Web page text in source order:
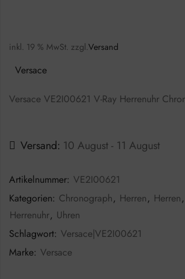
inkl. 19 % MwSt. zzgl.Versand
Versace
Versace VE2I00621 V-Ray Herrenuhr
Versand: 10 August - 11 August
Artikelnummer: VE2I00621
Kategorien: Chronograph, Herren, Herren,
Herrenuhr, Uhren
Schlagwort: Versace|VE2I00621
Marke: Versace